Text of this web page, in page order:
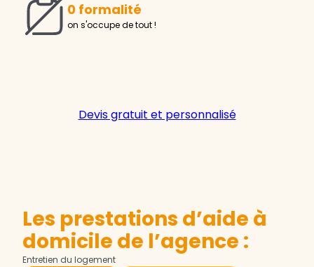
0 formalité
on s'occupe de tout !
Devis gratuit et personnalisé
Les prestations d’aide à
domicile de l’agence :
Entretien du logement